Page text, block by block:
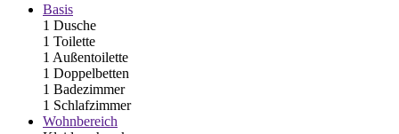
Basis
1 Dusche
1 Toilette
1 Außentoilette
1 Doppelbetten
1 Badezimmer
1 Schlafzimmer
Wohnbereich